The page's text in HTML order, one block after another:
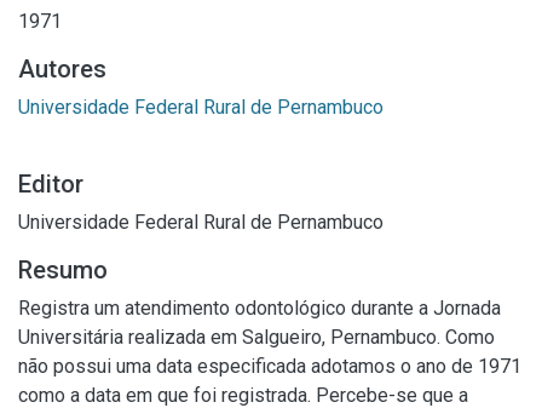
1971
Autores
Universidade Federal Rural de Pernambuco
Editor
Universidade Federal Rural de Pernambuco
Resumo
Registra um atendimento odontológico durante a Jornada
Universitária realizada em Salgueiro, Pernambuco. Como
não possui uma data especificada adotamos o ano de 1971
como a data em que foi registrada. Percebe-se que a